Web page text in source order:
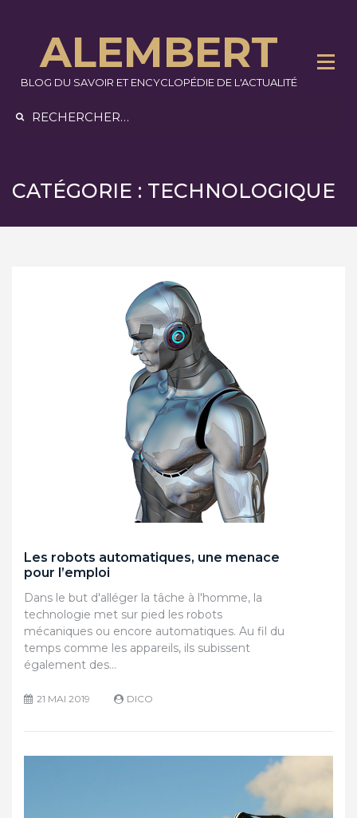
ALEMBERT
BLOG DU SAVOIR ET ENCYCLOPÉDIE DE L'ACTUALITÉ
CATÉGORIE : TECHNOLOGIQUE
Les robots automatiques, une menace
pour l’emploi
Dans le but d'alléger la tâche à l'homme, la
technologie met sur pied les robots
mécaniques ou encore automatiques. Au fil du
temps comme les appareils, ils subissent
également des…
21 MAI 2019 DICO